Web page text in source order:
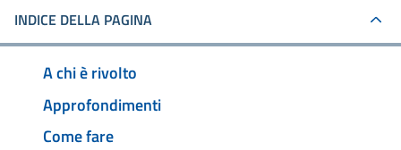
INDICE DELLA PAGINA
A chi è rivolto
Approfondimenti
Come fare